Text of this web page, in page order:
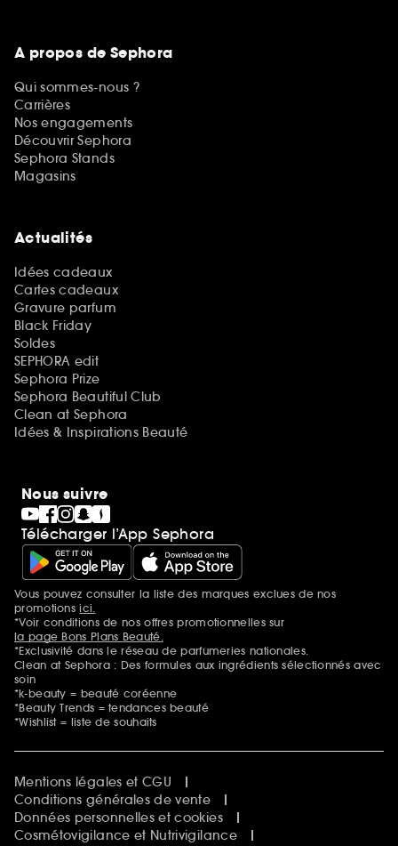
A propos de Sephora
Qui sommes-nous ?
Carrières
Nos engagements
Découvrir Sephora
Sephora Stands
Magasins
Actualités
Idées cadeaux
Cartes cadeaux
Gravure parfum
Black Friday
Soldes
SEPHORA edit
Sephora Prize
Sephora Beautiful Club
Clean at Sephora
Idées & Inspirations Beauté
Nous suivre
Télécharger l’App Sephora
Mentions additionnelles
Vous pouvez consulter la liste des marques exclues de nos
promotionsici.
*Voir conditions de nos offres promotionnelles sur
la page Bons Plans Beauté.
*Exclusivité dans le réseau de parfumeries nationales.
Clean at Sephora : Des formules aux ingrédients sélectionnés avec
soin
*k-beauty = beauté coréenne
*Beauty Trends = tendances beauté
*Wishlist = liste de souhaits
Mentions légales et CGU
Conditions générales de vente
Données personnelles et cookies
Cosmétovigilance et Nutrivigilance